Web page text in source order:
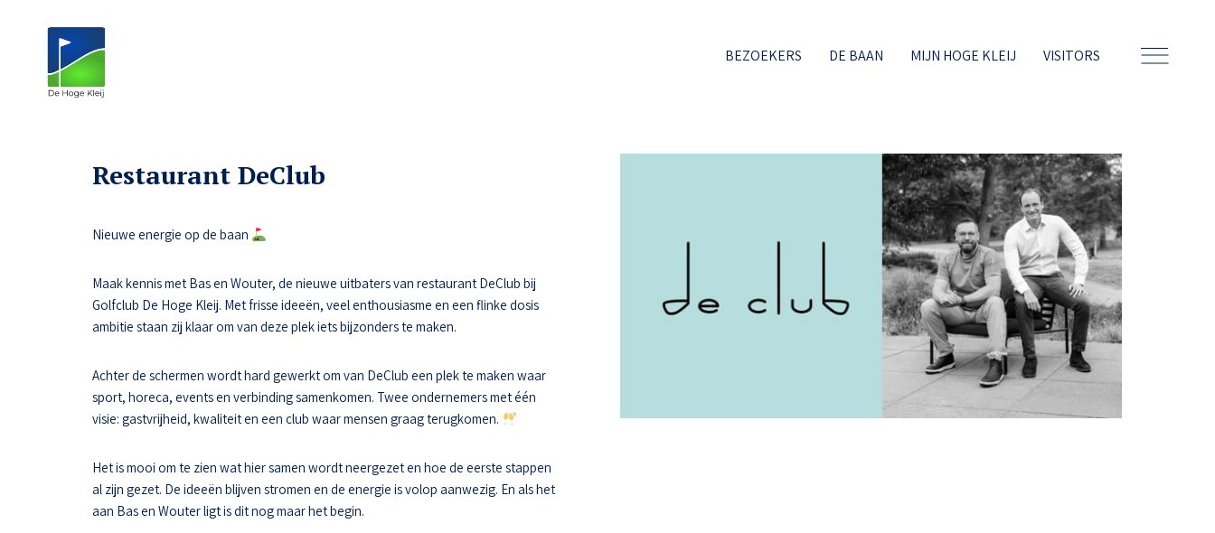
BEZOEKERS DE BAAN MIJN HOGE KLEIJ VISITORS
Restaurant DeClub
Nieuwe energie op de baan
Maak kennis met Bas en Wouter, de nieuwe uitbaters van restaurant DeClub bij
Golfclub De Hoge Kleij. Met frisse ideeën, veel enthousiasme en een flinke dosis
ambitie staan zij klaar om van deze plek iets bijzonders te maken.
Achter de schermen wordt hard gewerkt om van DeClub een plek te maken waar
sport, horeca, events en verbinding samenkomen. Twee ondernemers met één
visie: gastvrijheid, kwaliteit en een club waar mensen graag terugkomen.
Het is mooi om te zien wat hier samen wordt neergezet en hoe de eerste stappen
al zijn gezet. De ideeën blijven stromen en de energie is volop aanwezig. En als het
aan Bas en Wouter ligt is dit nog maar het begin.